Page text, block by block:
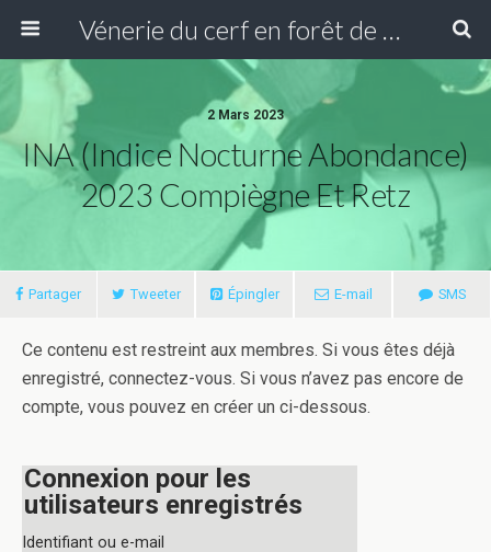
Vénerie du cerf en forêt de Compiègne
2 Mars 2023
INA (Indice Nocturne Abondance)
2023 Compiègne Et Retz
Partager Tweeter Épingler E-mail SMS
Ce contenu est restreint aux membres. Si vous êtes déjà
enregistré, connectez-vous. Si vous n’avez pas encore de
compte, vous pouvez en créer un ci-dessous.
Connexion pour les
utilisateurs enregistrés
Identifiant ou e-mail